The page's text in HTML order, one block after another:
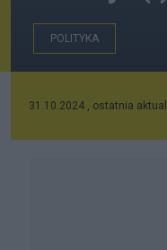
POLITYKA
31.10.2024 , ostatnia